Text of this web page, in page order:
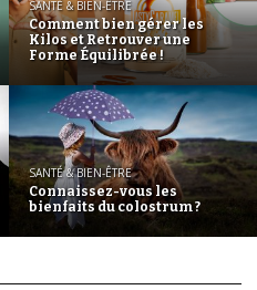
SANTÉ & BIEN-ÊTRE
Comment bien gérer les
Kilos et Retrouver une
Forme Équilibrée !
SANTÉ & BIEN-ÊTRE
Connaissez-vous les
bienfaits du colostrum ?